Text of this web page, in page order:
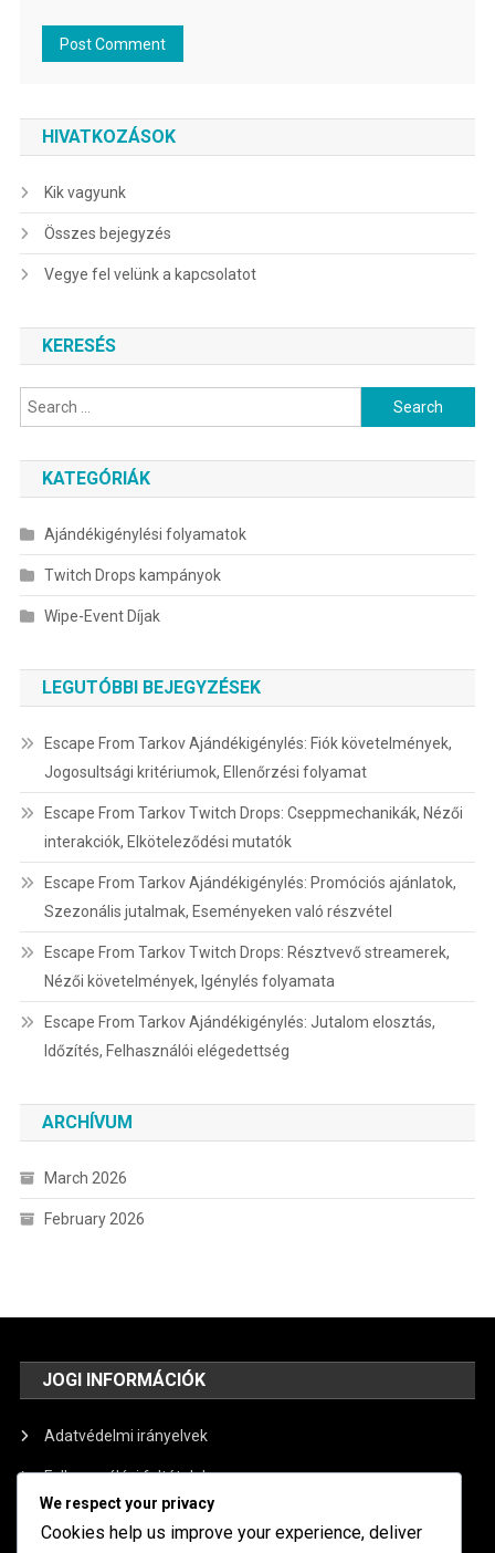
HIVATKOZÁSOK
Kik vagyunk
Összes bejegyzés
Vegye fel velünk a kapcsolatot
KERESÉS
Search
for:
KATEGÓRIÁK
Ajándékigénylési folyamatok
Twitch Drops kampányok
Wipe-Event Díjak
LEGUTÓBBI BEJEGYZÉSEK
Escape From Tarkov Ajándékigénylés: Fiók követelmények,
Jogosultsági kritériumok, Ellenőrzési folyamat
Escape From Tarkov Twitch Drops: Cseppmechanikák, Nézői
interakciók, Elköteleződési mutatók
Escape From Tarkov Ajándékigénylés: Promóciós ajánlatok,
Szezonális jutalmak, Eseményeken való részvétel
Escape From Tarkov Twitch Drops: Résztvevő streamerek,
Nézői követelmények, Igénylés folyamata
Escape From Tarkov Ajándékigénylés: Jutalom elosztás,
Időzítés, Felhasználói elégedettség
ARCHÍVUM
March 2026
February 2026
JOGI INFORMÁCIÓK
Adatvédelmi irányelvek
Felhasználási feltételek
Vegye fel velünk a kapcsolatot
We respect your privacy
Cookies help us improve your experience, deliver